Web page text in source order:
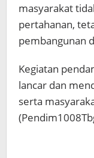
masyarakat
pertahanan,
pembangunan
Kegiatan
lancar dan
serta